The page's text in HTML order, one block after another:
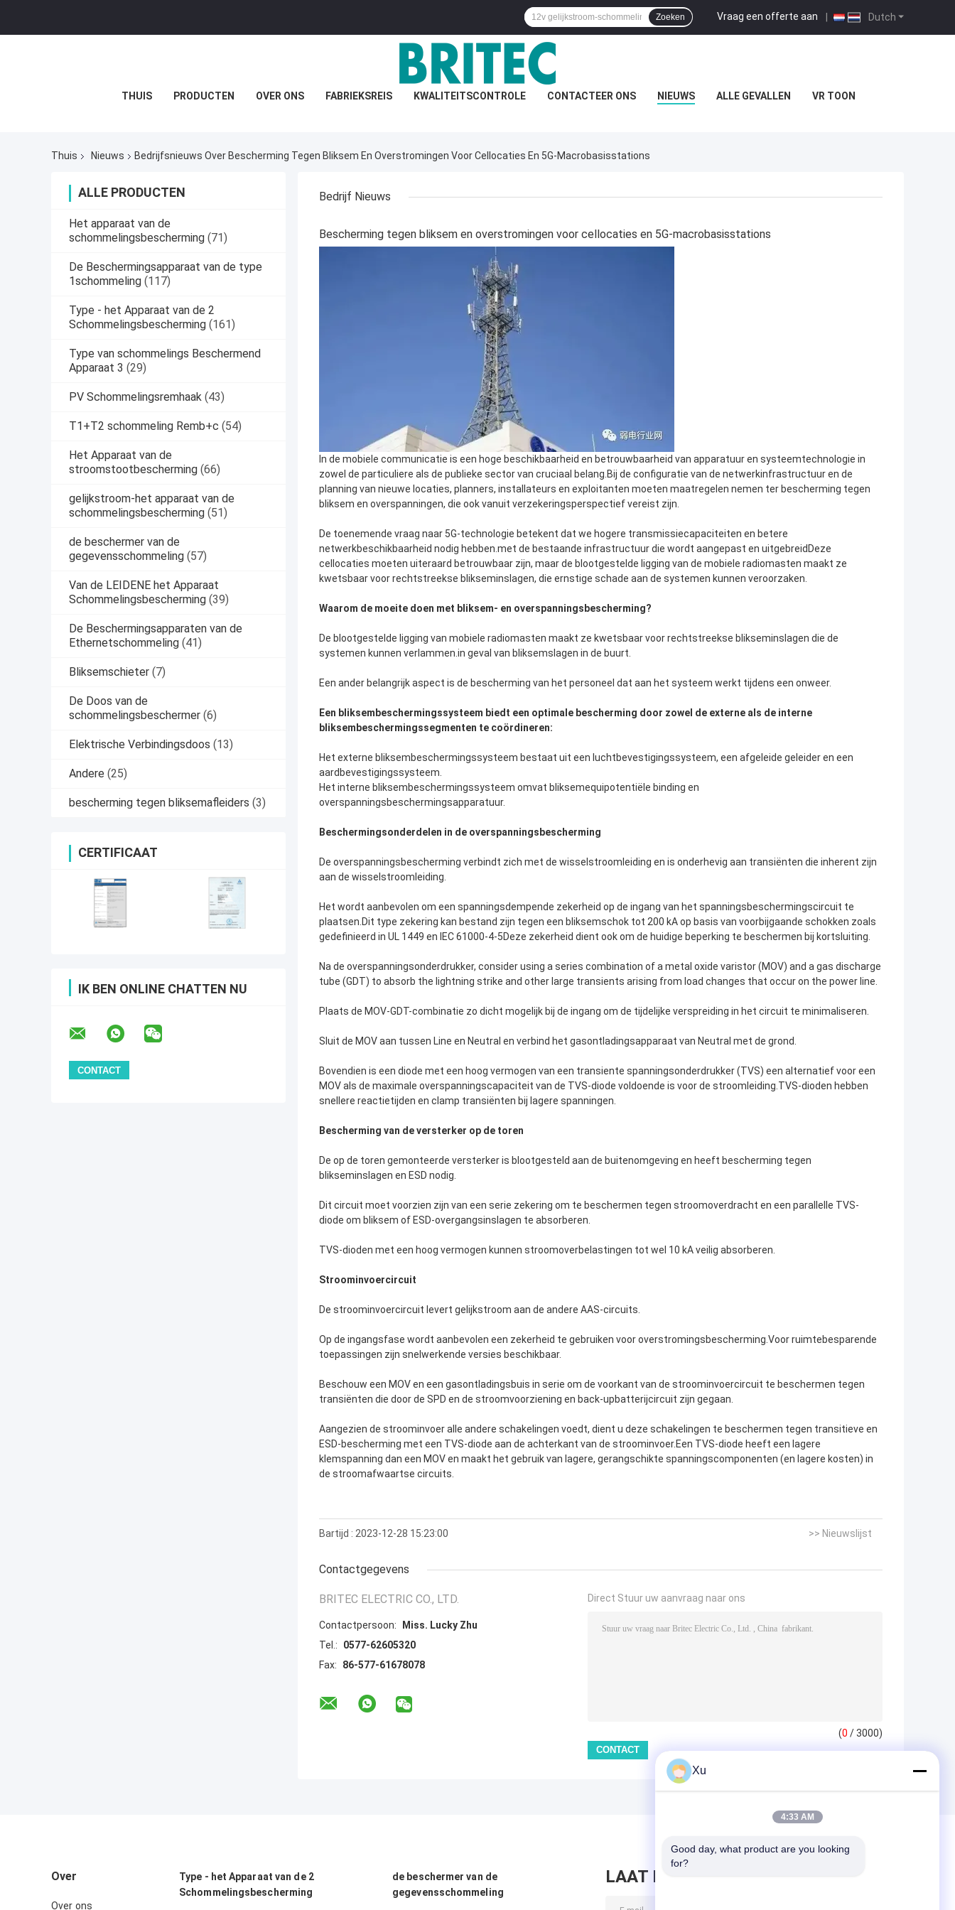
Dutch
Vraag een offerte aan |
Zoeken
THUIS PRODUCTEN OVER ONS FABRIEKSREIS KWALITEITSCONTROLE CONTACTEER ONS NIEUWS ALLE GEVALLEN VR TOON
Thuis Nieuws Bedrijfsnieuws Over Bescherming Tegen Bliksem En Overstromingen Voor Cellocaties En 5G-Macrobasisstations
ALLE PRODUCTEN
Het apparaat van de
schommelingsbescherming (71)
De Beschermingsapparaat van de type
1schommeling (117)
Type - het Apparaat van de 2
Schommelingsbescherming (161)
Type van schommelings Beschermend
Apparaat 3 (29)
PV Schommelingsremhaak (43)
T1+T2 schommeling Remb+c (54)
Het Apparaat van de
stroomstootbescherming (66)
gelijkstroom-het apparaat van de
schommelingsbescherming (51)
de beschermer van de
gegevensschommeling (57)
Van de LEIDENE het Apparaat
Schommelingsbescherming (39)
De Beschermingsapparaten van de
Ethernetschommeling (41)
Bliksemschieter (7)
De Doos van de
schommelingsbeschermer (6)
Elektrische Verbindingsdoos (13)
Andere (25)
bescherming tegen bliksemafleiders (3)
CERTIFICAAT
IK BEN ONLINE CHATTEN NU
Bedrijf Nieuws
Bescherming tegen bliksem en overstromingen voor cellocaties en 5G-macrobasisstations
In de mobiele communicatie is een hoge beschikbaarheid en betrouwbaarheid van apparatuur en systeemtechnologie in
zowel de particuliere als de publieke sector van cruciaal belang.Bij de configuratie van de netwerkinfrastructuur en de
planning van nieuwe locaties, planners, installateurs en exploitanten moeten maatregelen nemen ter bescherming tegen
bliksem en overspanningen, die ook vanuit verzekeringsperspectief vereist zijn.
De toenemende vraag naar 5G-technologie betekent dat we hogere transmissiecapaciteiten en betere
netwerkbeschikbaarheid nodig hebben.met de bestaande infrastructuur die wordt aangepast en uitgebreidDeze
cellocaties moeten uiteraard betrouwbaar zijn, maar de blootgestelde ligging van de mobiele radiomasten maakt ze
kwetsbaar voor rechtstreekse blikseminslagen, die ernstige schade aan de systemen kunnen veroorzaken.
Waarom de moeite doen met bliksem- en overspanningsbescherming?
De blootgestelde ligging van mobiele radiomasten maakt ze kwetsbaar voor rechtstreekse blikseminslagen die de
systemen kunnen verlammen.in geval van bliksemslagen in de buurt.
Een ander belangrijk aspect is de bescherming van het personeel dat aan het systeem werkt tijdens een onweer.
Een bliksembeschermingssysteem biedt een optimale bescherming door zowel de externe als de interne
bliksembeschermingssegmenten te coördineren:
Het externe bliksembeschermingssysteem bestaat uit een luchtbevestigingssysteem, een afgeleide geleider en een
aardbevestigingssysteem.
Het interne bliksembeschermingssysteem omvat bliksemequipotentiële binding en
overspanningsbeschermingsapparatuur.
Beschermingsonderdelen in de overspanningsbescherming
De overspanningsbescherming verbindt zich met de wisselstroomleiding en is onderhevig aan transiënten die inherent zijn
aan de wisselstroomleiding.
Het wordt aanbevolen om een spanningsdempende zekerheid op de ingang van het spanningsbeschermingscircuit te
plaatsen.Dit type zekering kan bestand zijn tegen een bliksemschok tot 200 kA op basis van voorbijgaande schokken zoals
gedefinieerd in UL 1449 en IEC 61000-4-5Deze zekerheid dient ook om de huidige beperking te beschermen bij kortsluiting.
Na de overspanningsonderdrukker, consider using a series combination of a metal oxide varistor (MOV) and a gas discharge
tube (GDT) to absorb the lightning strike and other large transients arising from load changes that occur on the power line.
Plaats de MOV-GDT-combinatie zo dicht mogelijk bij de ingang om de tijdelijke verspreiding in het circuit te minimaliseren.
Sluit de MOV aan tussen Line en Neutral en verbind het gasontladingsapparaat van Neutral met de grond.
Bovendien is een diode met een hoog vermogen van een transiente spanningsonderdrukker (TVS) een alternatief voor een
MOV als de maximale overspanningscapaciteit van de TVS-diode voldoende is voor de stroomleiding.TVS-dioden hebben
snellere reactietijden en clamp transiënten bij lagere spanningen.
Bescherming van de versterker op de toren
De op de toren gemonteerde versterker is blootgesteld aan de buitenomgeving en heeft bescherming tegen
blikseminslagen en ESD nodig.
Dit circuit moet voorzien zijn van een serie zekering om te beschermen tegen stroomoverdracht en een parallelle TVS-
diode om bliksem of ESD-overgangsinslagen te absorberen.
TVS-dioden met een hoog vermogen kunnen stroomoverbelastingen tot wel 10 kA veilig absorberen.
Stroominvoercircuit
De stroominvoercircuit levert gelijkstroom aan de andere AAS-circuits.
Op de ingangsfase wordt aanbevolen een zekerheid te gebruiken voor overstromingsbescherming.Voor ruimtebesparende
toepassingen zijn snelwerkende versies beschikbaar.
Beschouw een MOV en een gasontladingsbuis in serie om de voorkant van de stroominvoercircuit te beschermen tegen
transiënten die door de SPD en de stroomvoorziening en back-upbatterijcircuit zijn gegaan.
Aangezien de stroominvoer alle andere schakelingen voedt, dient u deze schakelingen te beschermen tegen transitieve en
ESD-bescherming met een TVS-diode aan de achterkant van de stroominvoer.Een TVS-diode heeft een lagere
klemspanning dan een MOV en maakt het gebruik van lagere, gerangschikte spanningscomponenten (en lagere kosten) in
de stroomafwaartse circuits.
Bartijd : 2023-12-28 15:23:00 >> Nieuwslijst
Contactgegevens
BRITEC ELECTRIC CO., LTD.
Contactpersoon:
Miss. Lucky Zhu
Tel.:
0577-62605320
Fax:
86-577-61678078
Direct Stuur uw aanvraag naar ons
(0 / 3000)
Over
Over ons
Type - het Apparaat van de 2
Schommelingsbescherming
de beschermer van de
gegevensschommeling
LAAT BERICHT ACHTER
Xu
4:33 AM
Good day, what product are you looking
for?